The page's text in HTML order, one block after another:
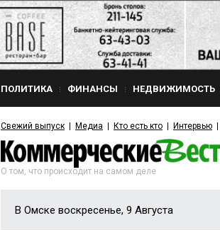
ПОЛИТИКА ФИНАНСЫ НЕДВИЖИМОСТЬ
Свежий выпуск Медиа Кто есть кто Интервью
О том, что происходит на самом деле
В Омске воскресенье, 9 Августа